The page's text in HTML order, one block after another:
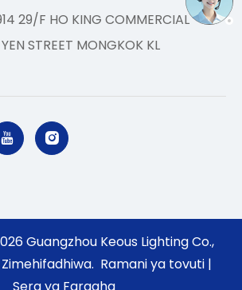
29/F HO KING COMMERCIAL
STREET MONGKOK KL
Guangzhou Keous Lighting Co.,
Ramani ya tovuti |